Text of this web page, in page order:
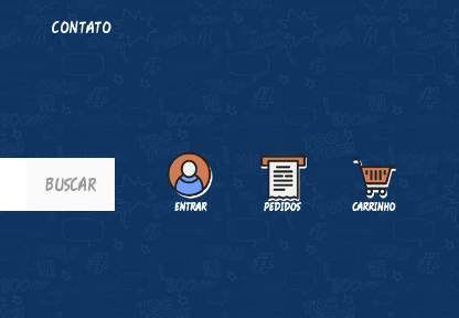
CONTATO